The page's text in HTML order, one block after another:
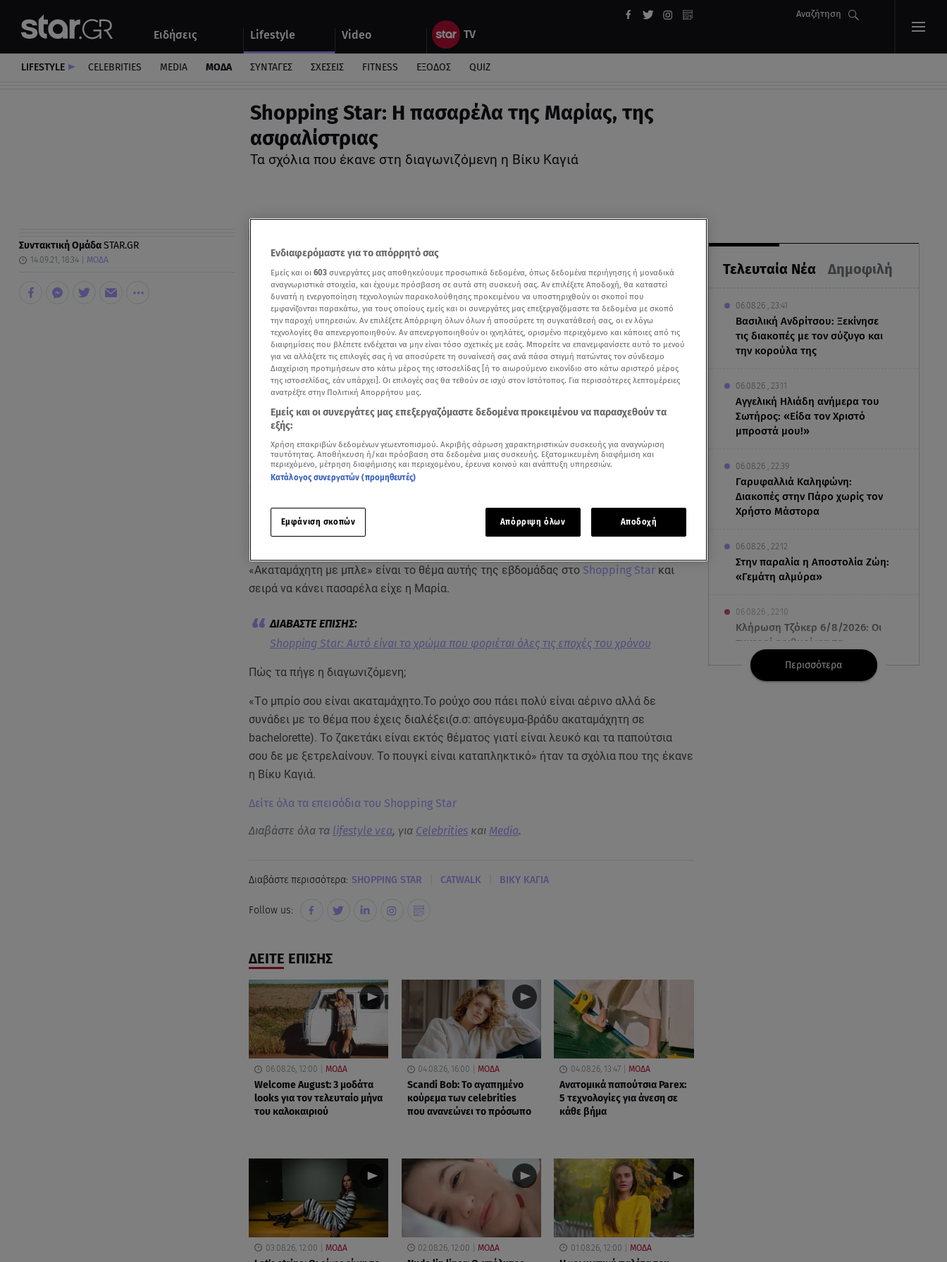
Ειδήσεις Lifestyle Video
Αναζήτηση
Αυτοκίνητο
LIFESTYLE CELEBRITIES MEDIA ΜΟΔΑ ΣΥΝΤΑΓΕΣ ΣΧΕΣΕΙΣ FITNESS ΕΞΟΔΟΣ QUIZ
Shopping Star: Η πασαρέλα της Μαρίας, της
ασφαλίστριας
Τα σχόλια που έκανε στη διαγωνιζόμενη η Βίκυ Καγιά
Τελευταία Νέα Δημοφιλή
06.08.26 , 23:41
Βασιλική Ανδρίτσου: Ξεκίνησε
τις διακοπές με τον σύζυγο και
την κορούλα της
06.08.26 , 23:11
Αγγελική Ηλιάδη ανήμερα του
Σωτήρος: «Είδα τον Χριστό
μπροστά μου!»
06.08.26 , 22:39
Γαρυφαλλιά Καληφώνη:
Διακοπές στην Πάρο χωρίς τον
Χρήστο Μάστορα
06.08.26 , 22:12
Στην παραλία η Αποστολία Ζώη:
«Γεμάτη αλμύρα»
06.08.26 , 22:10
Κλήρωση Τζόκερ 6/8/2026: Οι
τυχεροί αριθμοί για τα
2.500.000 ευρώ
Περισσότερα
Συντακτική ΟμάδαSTAR.GR
14.09.21, 18:34 ΜΟΔΑ
Add star.gr on Google
«Ακαταμάχητη με μπλε» είναι το θέμα αυτής της εβδομάδας στοShopping Starκαι
σειρά να κάνει πασαρέλα είχε η Μαρία.
Shopping Star: Αυτό είναι το χρώμα που φοριέται όλες τις εποχές του χρόνου
Πώς τα πήγε η διαγωνιζόμενη;
«Tο μπρίο σου είναι ακαταμάχητο.Το ρούχο σου πάει πολύ είναι αέρινο αλλά δε
συνάδει με το θέμα που έχεις διαλέξει(σ.σ: απόγευμα-βράδυ ακαταμάχητη σε
bachelorette). To ζακετάκι είναι εκτός θέματος γιατί είναι λευκό και τα παπούτσια
σου δε με ξετρελαίνουν. Το πουγκί είναι καταπληκτικό» ήταν τα σχόλια που της έκανε
η Βίκυ Καγιά.
Δείτε όλα τα επεισόδια του Shopping Star
Διαβάστε όλα τα lifestyle νεα, για Celebritiesκαι Media.
Διαβάστε περισσότερα: SHOPPING STAR CATWALK ΒΙΚΥ ΚΑΓΙΑ
Follow us:
ΔΕΙΤΕ ΕΠΙΣΗΣ
06.08.26, 12:00 ΜΟΔΑ
Welcome August: 3 μοδάτα
looks για τον τελευταίο μήνα
του καλοκαιριού
04.08.26, 16:00 ΜΟΔΑ
Scandi Bob: Το αγαπημένο
κούρεμα των celebrities
που ανανεώνει το πρόσωπο
04.08.26, 13:47 ΜΟΔΑ
Ανατομικά παπούτσια Parex:
5 τεχνολογίες για άνεση σε
κάθε βήμα
03.08.26, 12:00 ΜΟΔΑ 02.08.26, 12:00 ΜΟΔΑ 01.08.26, 12:00 ΜΟΔΑ
Ενδιαφερόμαστε για το απόρρητό σας
Εμείς και οι 603 συνεργάτες μας αποθηκεύουμε προσωπικά δεδομένα, όπως δεδομένα περιήγησης ή μοναδικά
αναγνωριστικά στοιχεία, και έχουμε πρόσβαση σε αυτά στη συσκευή σας. Αν επιλέξετε Αποδοχή, θα καταστεί
δυνατή η ενεργοποίηση τεχνολογιών παρακολούθησης προκειμένου να υποστηριχθούν οι σκοποί που
εμφανίζονται παρακάτω, για τους οποίους εμείς και οι συνεργάτες μας επεξεργαζόμαστε τα δεδομένα με σκοπό
την παροχή υπηρεσιών. Αν επιλέξετε Απόρριψη όλων όλων ή αποσύρετε τη συγκατάθεσή σας, οι εν λόγω
τεχνολογίες θα απενεργοποιηθούν. Αν απενεργοποιηθούν οι ιχνηλάτες, ορισμένο περιεχόμενο και κάποιες από τις
διαφημίσεις που βλέπετε ενδέχεται να μην είναι τόσο σχετικές με εσάς. Μπορείτε να επανεμφανίσετε αυτό το μενού
για να αλλάξετε τις επιλογές σας ή να αποσύρετε τη συναίνεσή σας ανά πάσα στιγμή πατώντας τον σύνδεσμο
Διαχείριση προτιμήσεων στο κάτω μέρος της ιστοσελίδας [ή το αιωρούμενο εικονίδιο στο κάτω αριστερό μέρος
της ιστοσελίδας, εάν υπάρχει]. Οι επιλογές σας θα τεθούν σε ισχύ στον Ιστότοπος. Για περισσότερες λεπτομέρειες
ανατρέξτε στην Πολιτική Απορρήτου μας.
Εμείς και οι συνεργάτες μας επεξεργαζόμαστε δεδομένα προκειμένου να παρασχεθούν τα
εξής:
Χρήση επακριβών δεδομένων γεωεντοπισμού. Ακριβής σάρωση χαρακτηριστικών συσκευής για αναγνώριση
ταυτότητας. Αποθήκευση ή/και πρόσβαση στα δεδομένα μιας συσκευής. Εξατομικευμένη διαφήμιση και
περιεχόμενο, μέτρηση διαφήμισης και περιεχομένου, έρευνα κοινού και ανάπτυξη υπηρεσιών.
Κατάλογος συνεργατών (προμηθευτές)
Εμφάνιση σκοπών Απόρριψη όλων Αποδοχή